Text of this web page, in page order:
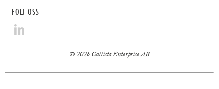
FÖLJ OSS
© 2026 Callista Enterprise AB